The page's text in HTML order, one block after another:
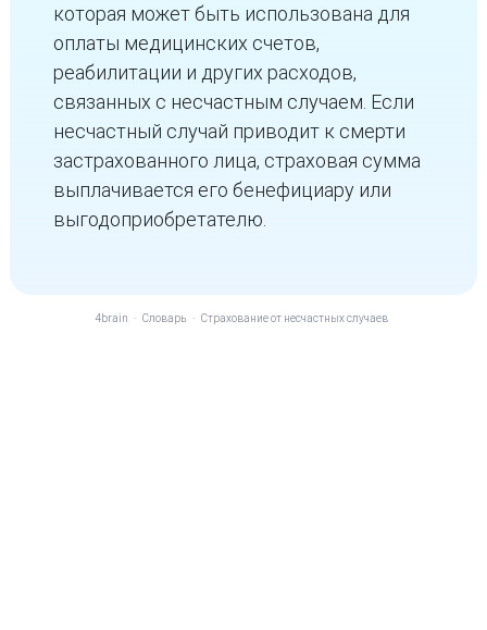
которая может быть использована для
оплаты медицинских счетов,
реабилитации и других расходов,
связанных с несчастным случаем. Если
несчастный случай приводит к смерти
застрахованного лица, страховая сумма
выплачивается его бенефициару или
выгодоприобретателю.
4brain - Словарь - Страхование от несчастных случаев